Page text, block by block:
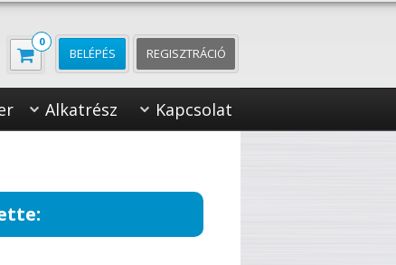
0
BELÉPÉS REGISZTRÁCIÓ
Alkatrész Kapcsolat